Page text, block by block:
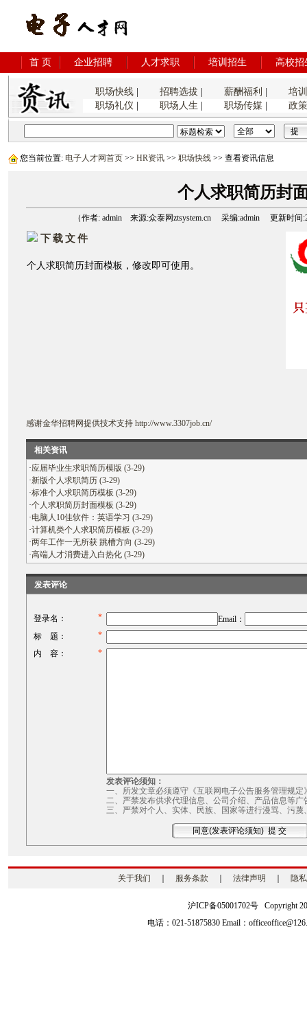
首 页 企业招聘 人才求职 培训招生 高校招
职场快线| 招聘选拔 薪酬福利
培
职场礼仪
职场人生 职场传媒| 政
您当前位置: 电子人才网首页 >> HR资讯 >> 职场快线 >> 查看资讯信息
个人求职简历封
（作者: admin 来源:众泰网ztsystem.cn 采编:admin 更新时间
下载文件
个人求职简历封面模板，修改即可使用。
感谢金华招聘网提供技术支持 http://www.3307job.cn/
相关资讯
·应届毕业生求职简历模版 (3-29)
·新版个人求职简历 (3-29)
·标准个人求职简历模板 (3-29)
·个人求职简历封面模板 (3-29)
·电脑人10佳软件：英语学习 (3-29)
·计算机类个人求职简历模板 (3-29)
·两年工作一无所获 跳槽方向 (3-29)
·高端人才消费进入白热化 (3-29)
发表评论
登录名： *
Email：
标 题：
*
内 容：
*
发表评论须知：
一、所发文章必须遵守《互联网电子公告服务管理规定
二、严禁发布供求代理信息、公司介绍、产品信息等广
三、严禁对个人、实体、民族、国家等进行漫骂、污蔑
关于我们 服务条款 法律声明 隐
沪ICP备05001702号 Copyright
电话：021-51875830 Email：